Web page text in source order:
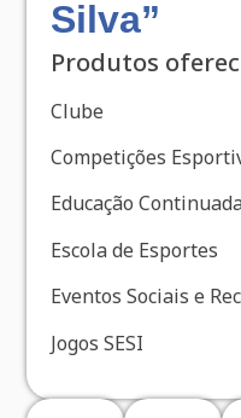
Silva”
Produtos
Clube
Competições
Educação
Escola de Esportes
Eventos Sociais e
Jogos SESI